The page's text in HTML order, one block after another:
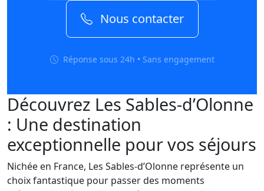
Nous contacter
Réponse sous 24h • Sans engagement
Découvrez Les Sables-d’Olonne
: Une destination
exceptionnelle pour vos séjours
Nichée en France, Les Sables-d’Olonne représente un
choix fantastique pour passer des moments